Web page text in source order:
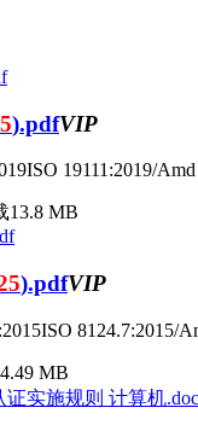
).pdfVIP
19111:2019/
13.8 MB
).pdfVIP
8124.7:2015/
4.49 MB